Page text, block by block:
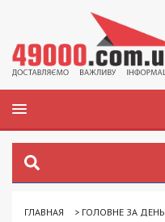
ГЛАВНАЯ > ГОЛОВНЕ ЗА ДЕНЬ